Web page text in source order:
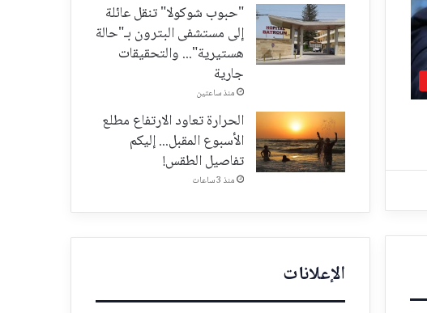
"حبوب شوكولا" تنقل عائلة
إلى مستشفى البترون بـ"حالة
هستيرية"... والتحقيقات
جارية
منذ ساعتين
الحرارة تعاود الارتفاع مطلع
الأسبوع المقبل... إليكم
تفاصيل الطقس!
منذ 3 ساعات
الإعلانات